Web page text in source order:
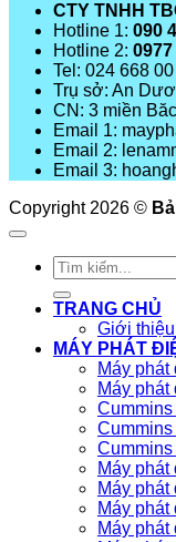
CTY TNHH
Hotline 1: 090
Hotline 2: 0977
Tel: 024 668
Trụ sở: An
CN: 3 miền
Email 1:
Email 2:
Email 3:
Copyright 2026 ©
Tìm
kiếm:
TRANG CHỦ
Giới
MÁY PHÁT
Máy phát
Máy phát
Cummins
Máy phát
Máy phát
Máy phát
Máy phát